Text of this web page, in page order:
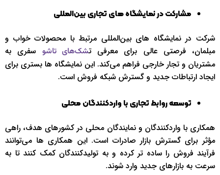
مشارکت در نمایشگاه‌ های تجاری بین‌المللی
شرکت در نمایشگاه‌ های بین‌المللی مرتبط با محصولات خواب و
مبلمان، فرصتی عالی برای معرفی تشک‌های تاشو سفری به
مشتریان و تجار خارجی فراهم می‌کند. این نمایشگاه‌ ها بستری برای
ایجاد ارتباطات جدید و گسترش شبکه فروش است.
توسعه روابط تجاری با واردکنندگان محلی
همکاری با واردکنندگان و نمایندگان محلی در کشورهای هدف، راهی
مؤثر برای گسترش بازار صادرات است. این همکاری‌ ها می‌توانند
فرآیند فروش را ساده‌ تر کرده و به تولیدکنندگان کمک کنند تا به‌
سرعت به بازارهای جدید وارد شوند.